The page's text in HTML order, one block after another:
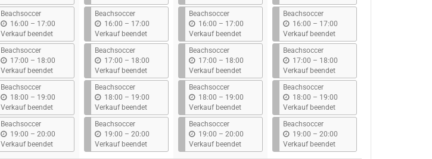
s
Beachsoccer
16:00 – b
i
s
17:00
Verkauf beendet
Beachsoccer
17:00 – b
i
s
18:00
Verkauf beendet
Beachsoccer
18:00 – b
i
s
19:00
Verkauf beendet
Beachsoccer
19:00 – b
i
s
20:00
Verkauf beendet
s
Beachsoccer
16:00 – b
i
s
17:00
Verkauf beendet
Beachsoccer
17:00 – b
i
s
18:00
Verkauf beendet
Beachsoccer
18:00 – b
i
s
19:00
Verkauf beendet
Beachsoccer
19:00 – b
i
s
20:00
Verkauf beendet
s
Beachsoccer
16:00 – b
i
s
17:00
Verkauf beendet
Beachsoccer
17:00 – b
i
s
18:00
Verkauf beendet
Beachsoccer
18:00 – b
i
s
19:00
Verkauf beendet
Beachsoccer
19:00 – b
i
s
20:00
Verkauf beendet
s
Beachsoccer
16:00 – b
i
s
17:00
Verkauf beendet
Beachsoccer
17:00 – b
i
s
18:00
Verkauf beendet
Beachsoccer
18:00 – b
i
s
19:00
Verkauf beendet
Beachsoccer
19:00 – b
i
s
20:00
Verkauf beendet